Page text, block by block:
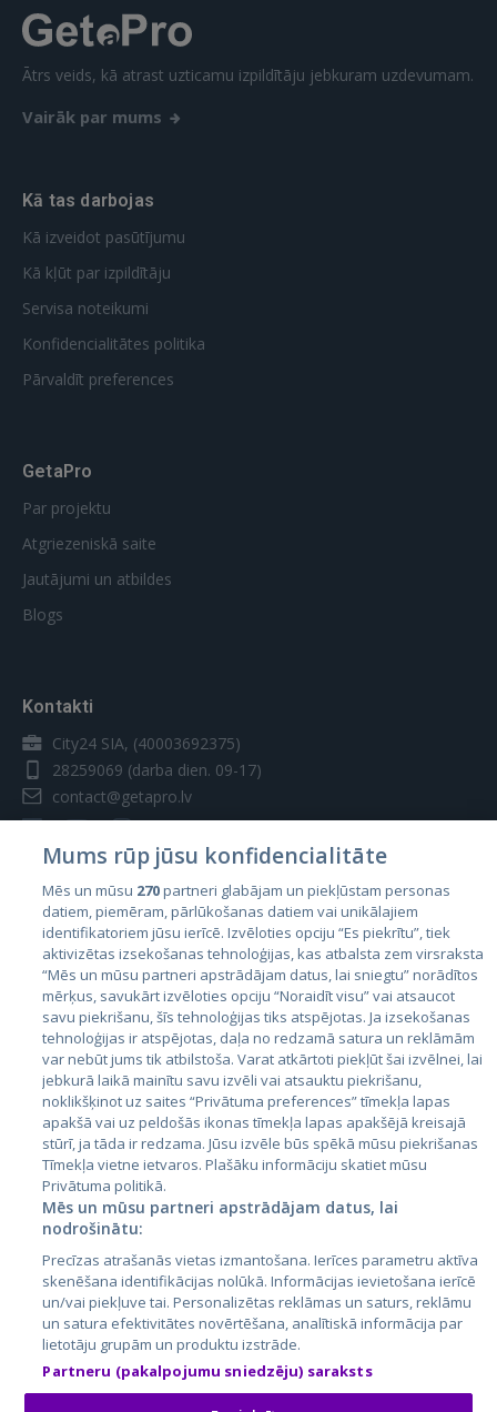
Ātrs veids, kā atrast uzticamu izpildītāju jebkuram uzdevumam.
Vairāk par mums
Kā tas darbojas
Kā izveidot pasūtījumu
Kā kļūt par izpildītāju
Servisa noteikumi
Konfidencialitātes politika
Pārvaldīt preferences
GetaPro
Par projektu
Atgriezeniskā saite
Jautājumi un atbildes
Blogs
Kontakti
City24 SIA, (40003692375)
28259069 (darba dien. 09-17)
contact@getapro.lv
Valstis
Igaunija
Latvija
Lietuva
City24.lv
City24.ee
GetaPro.lv
GetaPro.ee
Skelbiu.lt
Autoplius.lt
Aruodas.lt
Kainos.lt
Paslaugos.lt
auto24.ee
KV.ee
Osta.ee
KuldneBörs.ee
Mums rūp jūsu konfidencialitāte
Mēs un mūsu 270partneri glabājam un piekļūstam personas
datiem, piemēram, pārlūkošanas datiem vai unikālajiem
identifikatoriem jūsu ierīcē. Izvēloties opciju “Es piekrītu”, tiek
aktivizētas izsekošanas tehnoloģijas, kas atbalsta zem virsraksta
“Mēs un mūsu partneri apstrādājam datus, lai sniegtu” norādītos
mērķus, savukārt izvēloties opciju “Noraidīt visu” vai atsaucot
savu piekrišanu, šīs tehnoloģijas tiks atspējotas. Ja izsekošanas
tehnoloģijas ir atspējotas, daļa no redzamā satura un reklāmām
var nebūt jums tik atbilstoša. Varat atkārtoti piekļūt šai izvēlnei, lai
jebkurā laikā mainītu savu izvēli vai atsauktu piekrišanu,
noklikšķinot uz saites “Privātuma preferences” tīmekļa lapas
apakšā vai uz peldošās ikonas tīmekļa lapas apakšējā kreisajā
stūrī, ja tāda ir redzama. Jūsu izvēle būs spēkā mūsu piekrišanas
Tīmekļa vietne ietvaros. Plašāku informāciju skatiet mūsu
Privātuma politikā.
Mēs un mūsu partneri apstrādājam datus, lai
nodrošinātu:
Precīzas atrašanās vietas izmantošana. Ierīces parametru aktīva
skenēšana identifikācijas nolūkā. Informācijas ievietošana ierīcē
un/vai piekļuve tai. Personalizētas reklāmas un saturs, reklāmu
un satura efektivitātes novērtēšana, analītiskā informācija par
lietotāju grupām un produktu izstrāde.
Partneru (pakalpojumu sniedzēju) saraksts